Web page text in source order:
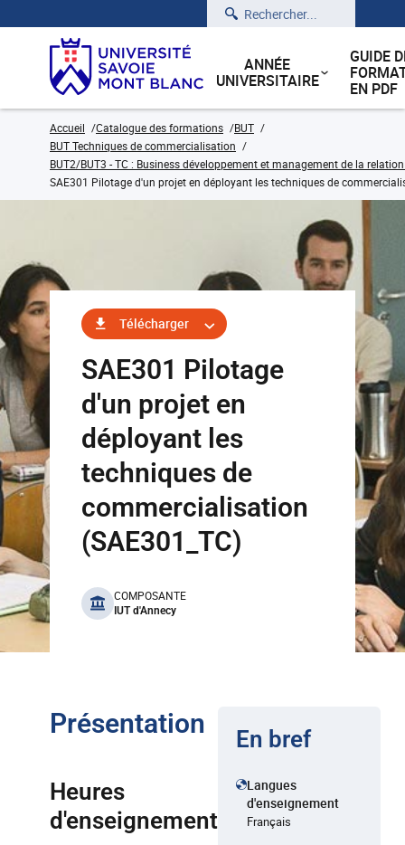
Rechercher
ANNÉE
UNIVERSITAIRE
GUIDE
EN PDF
Accueil Catalogue des formations
BUT
BUT Techniques de commercialisation
BUT2/BUT3 - TC : Business développement et management de la
SAE301 Pilotage d'un projet en déployant les techniques de
Télécharger
SAE301 Pilotage
d'un projet en
déployant les
techniques de
commercialisation
(SAE301_TC)
benefits
COMPOSANTE
IUT d'Annecy
Présentation
Heures
d'enseignement
En bref
Langues
d'enseignement
Français